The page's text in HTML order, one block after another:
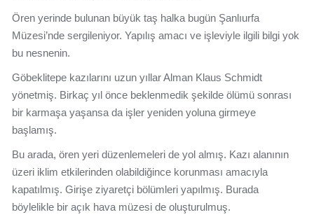
Ören yerinde bulunan büyük taş halka bugün Şanlıurfa
Müzesi’nde sergileniyor. Yapılış amacı ve işleviyle ilgili bilgi yok
bu nesnenin.
Göbeklitepe kazılarını uzun yıllar Alman Klaus Schmidt
yönetmiş. Birkaç yıl önce beklenmedik şekilde ölümü sonrası
bir karmaşa yaşansa da işler yeniden yoluna girmeye
başlamış.
Bu arada, ören yeri düzenlemeleri de yol almış. Kazı alanının
üzeri iklim etkilerinden olabildiğince korunması amacıyla
kapatılmış. Girişe ziyaretçi bölümleri yapılmış. Burada
böylelikle bir açık hava müzesi de oluşturulmuş.